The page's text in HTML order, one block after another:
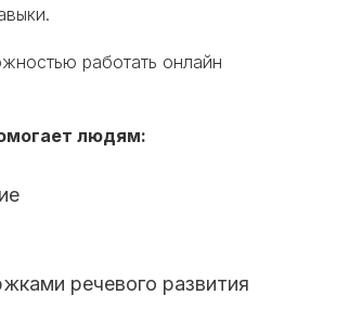
людям:
работать онлайн
речевого развития